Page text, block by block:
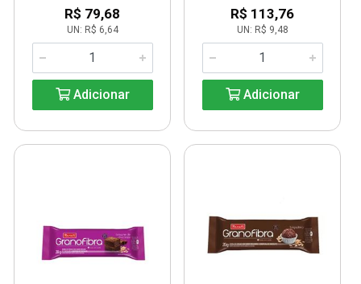
R$ 79,68
UN: R$ 6,64
Adicionar
R$ 113,76
UN: R$ 9,48
Adicionar